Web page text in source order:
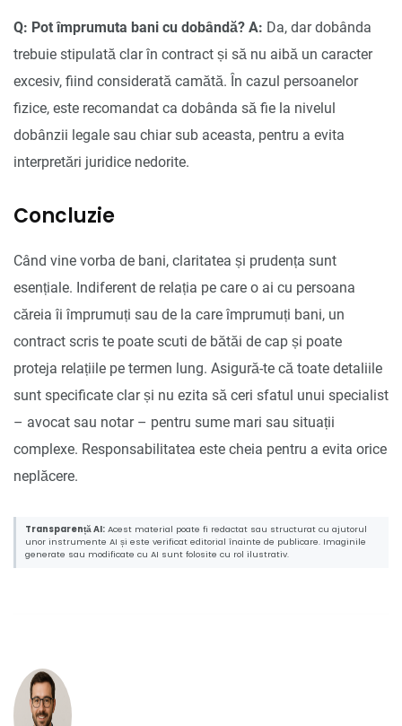
Q: Pot împrumuta bani cu dobândă? A: Da, dar dobânda
trebuie stipulată clar în contract și să nu aibă un caracter
excesiv, fiind considerată camătă. În cazul persoanelor
fizice, este recomandat ca dobânda să fie la nivelul
dobânzii legale sau chiar sub aceasta, pentru a evita
interpretări juridice nedorite.
Concluzie
Când vine vorba de bani, claritatea și prudența sunt
esențiale. Indiferent de relația pe care o ai cu persoana
căreia îi împrumuți sau de la care împrumuți bani, un
contract scris te poate scuti de bătăi de cap și poate
proteja relațiile pe termen lung. Asigură-te că toate detaliile
sunt specificate clar și nu ezita să ceri sfatul unui specialist
– avocat sau notar – pentru sume mari sau situații
complexe. Responsabilitatea este cheia pentru a evita orice
neplăcere.
Transparență AI: Acest material poate fi redactat sau structurat cu ajutorul
unor instrumente AI și este verificat editorial înainte de publicare. Imaginile
generate sau modificate cu AI sunt folosite cu rol ilustrativ.